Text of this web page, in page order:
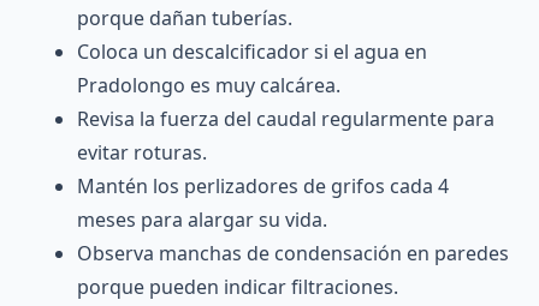
porque dañan tuberías.
Coloca un descalcificador si el agua en
Pradolongo es muy calcárea.
Revisa la fuerza del caudal regularmente para
evitar roturas.
Mantén los perlizadores de grifos cada 4
meses para alargar su vida.
Observa manchas de condensación en paredes
porque pueden indicar filtraciones.